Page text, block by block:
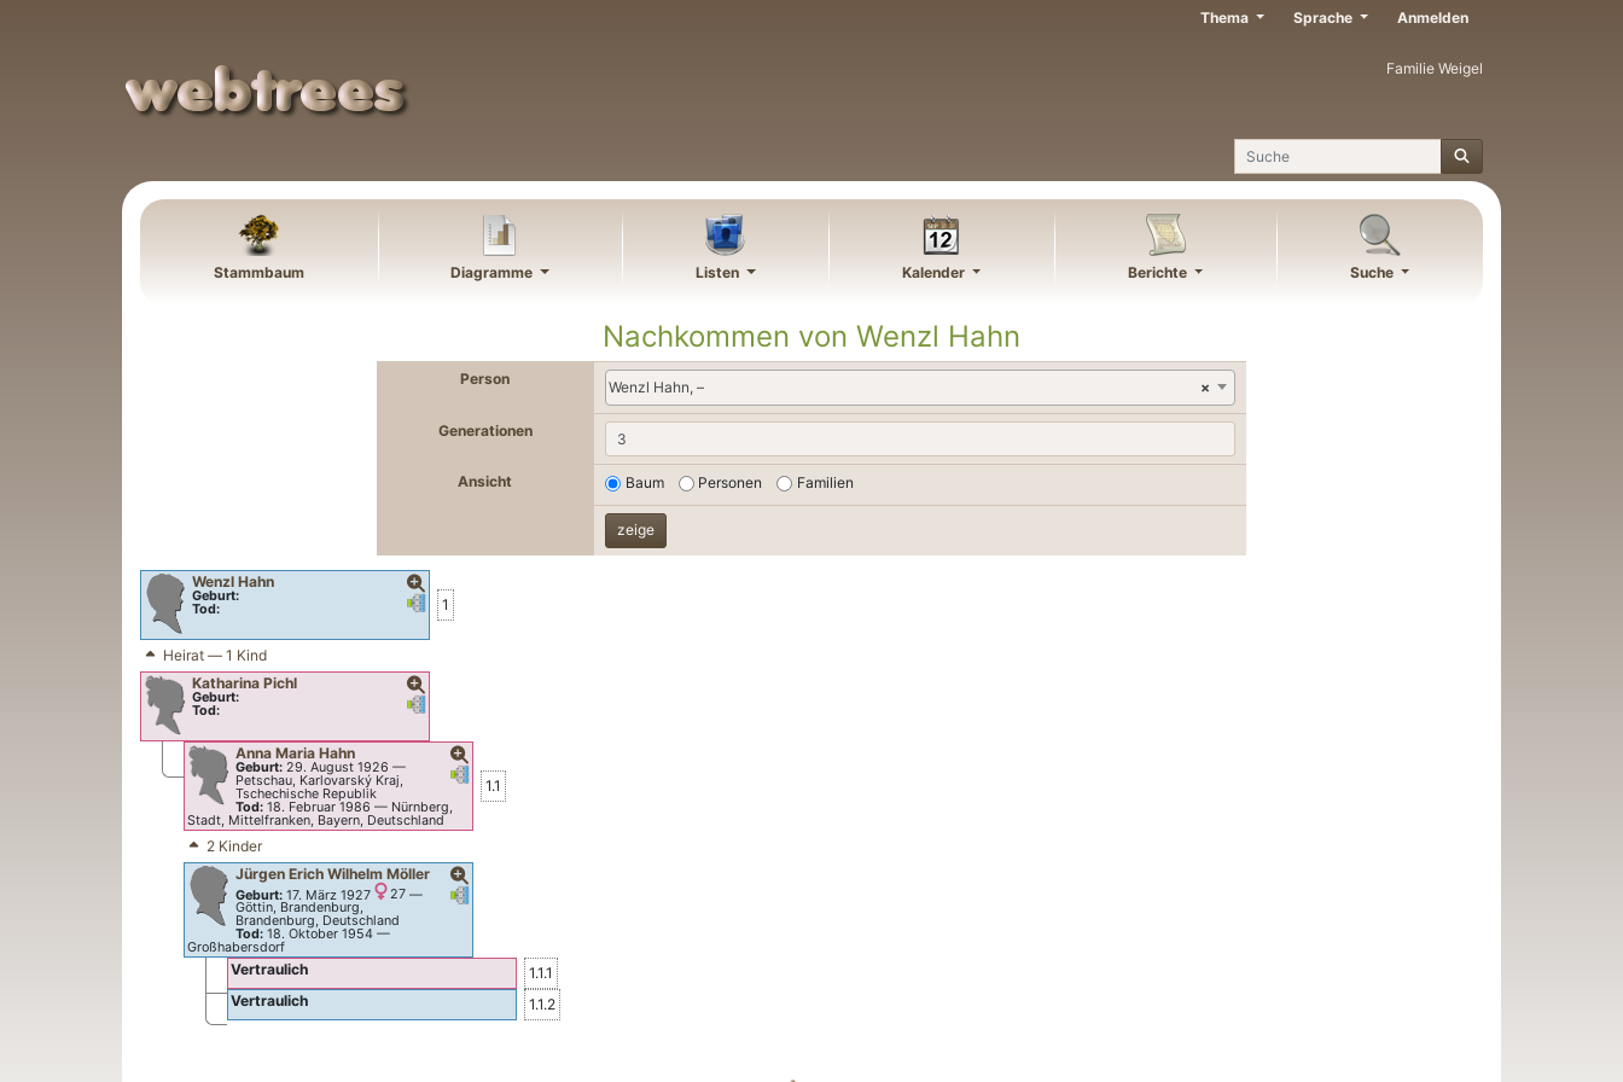
Familie Weigel
Suche
Thema Sprache Anmelden
Stammbaum Diagramme Listen Kalender Berichte Suche
Nachkommen von Wenzl Hahn
Person ×
Wenzl Hahn, –
Generationen
Ansicht Baum Personen Familien
Verknüpfungen
Verknüpfungen
Wenzl Hahn
Geburt:
Tod:
1
Heirat — 1 Kind
Verknüpfungen
Verknüpfungen
Katharina Pichl
Geburt:
Tod:
Verknüpfungen
Verknüpfungen
Anna Maria Hahn
Geburt: 29. August 1926 —
Petschau, Karlovarský Kraj,
Tschechische Republik
Tod: 18. Februar 1986 — Nürnberg,
Stadt, Mittelfranken, Bayern, Deutschland
1.1
2 Kinder
Verknüpfungen
Verknüpfungen
Jürgen Erich Wilhelm Möller
Geburt: 17. März 1927 27—
Göttin, Brandenburg,
Brandenburg, Deutschland
Tod: 18. Oktober 1954—
Großhabersdorf
Vertraulich
1.1.1
Vertraulich
1.1.2